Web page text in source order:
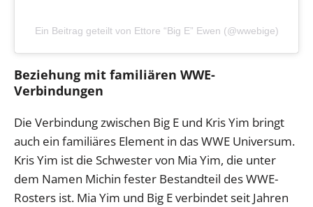
Ein Beitrag geteilt von Ettore “Big E” Ewen (@wwebige)
Beziehung mit familiären WWE-
Verbindungen
Die Verbindung zwischen Big E und Kris Yim bringt
auch ein familiäres Element in das WWE Universum.
Kris Yim ist die Schwester von Mia Yim, die unter
dem Namen Michin fester Bestandteil des WWE-
Rosters ist. Mia Yim und Big E verbindet seit Jahren